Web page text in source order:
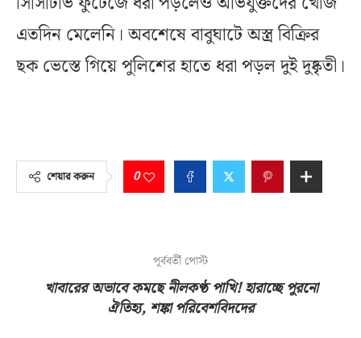
এতদিন মেলেনি। অবশেষে বাবুঘাটে অস্ত্র বিক্রির
ছক ভেস্তে গিয়ে পুলিশের হাতে ধরা পড়ল দুই দুষ্কৃতী।
শেয়ার করুন 0
পূর্ববর্তী পোস্ট
খাবারের অভাবে কমছে নীলকণ্ঠ পাখি! হারাচ্ছে পুরনো
ঐতিহ্য, শঙ্কা পরিবেশবিদদের